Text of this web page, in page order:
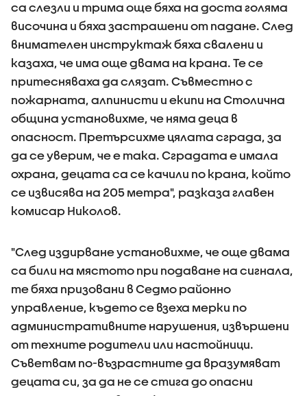
са слезли и трима още бяха на доста голяма
височина и бяха застрашени от падане. След
внимателен инструктаж бяха свалени и
казаха, че има още двама на крана. Те се
притесняваха да слязат. Съвместно с
пожарната, алпинисти и екипи на Столична
община установихме, че няма деца в
опасност. Претърсихме цялата сграда, за
да се уверим, че е така. Сградата е имала
охрана, децата са се качили по крана, който
се извисява на 205 метра", разказа главен
комисар Николов.
"След издирване установихме, че още двама
са били на мястото при подаване на сигнала,
те бяха призовани в Седмо районно
управление, където се взеха мерки по
административните нарушения, извършени
от техните родители или настойници.
Съветвам по-възрастните да вразумяват
децата си, за да не се стига до опасни